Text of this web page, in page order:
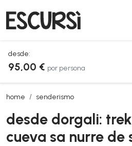
desde:
95,00 € por persona
home senderismo
desde dorgali: trekking a la cueva sa
desde dorgali:
cueva sa nurre de